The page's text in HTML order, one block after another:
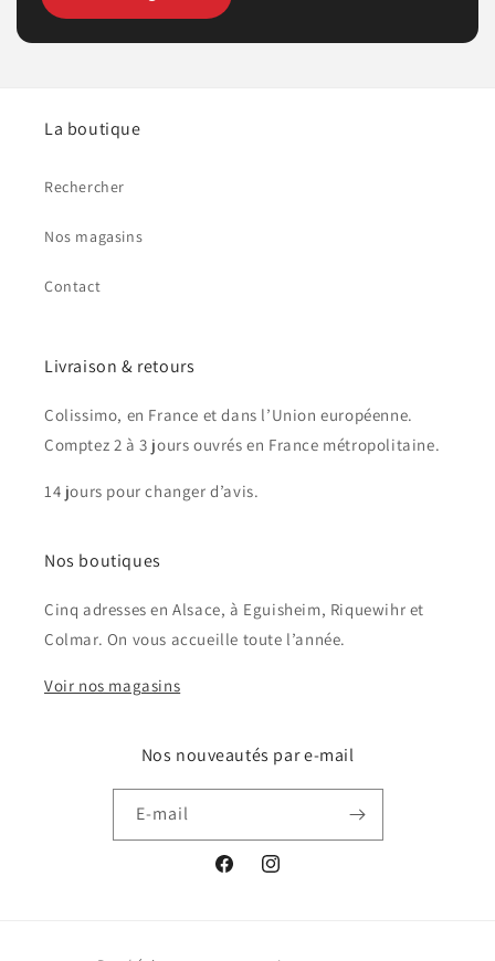
La boutique
Rechercher
Nos magasins
Contact
Livraison & retours
Colissimo, en France et dans l’Union européenne.
Comptez 2 à 3 jours ouvrés en France métropolitaine.
14 jours pour changer d’avis.
Nos boutiques
Cinq adresses en Alsace, à Eguisheim, Riquewihr et
Colmar. On vous accueille toute l’année.
Voir nos magasins
Nos nouveautés par e-mail
E-mail
FacebookInstagram